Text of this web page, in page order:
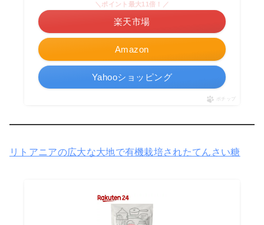
Amazon
＼ポイント最大11倍！／
楽天市場
Yahooショッピング
ポチップ
リトアニアの広大な大地で有機栽培されたてんさい糖